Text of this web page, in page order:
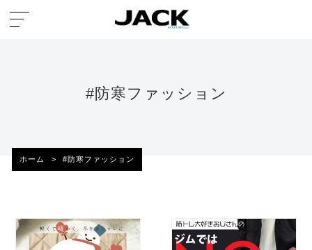
#防寒ファッション
ホーム > #防寒ファッション